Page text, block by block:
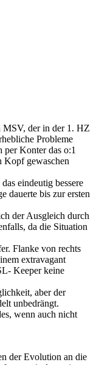
MSV, der in der 1. HZ
Probleme
per Konter das o:1
Kopf gewaschen
eindeutig bessere
dauerte bis zur ersten
der Ausgleich durch
da die Situation
Flanke von rechts
extravagant
Keeper keine
aber der
unbedrängt.
wenn auch nicht
der Evolution an die